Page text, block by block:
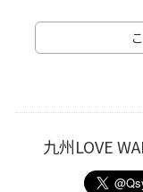
九州LOVE